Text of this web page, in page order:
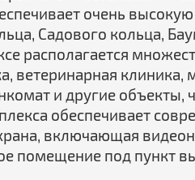
очень
Садового кольца,
располагается
ветеринарная
и другие объекты,
обеспечивает
включающая
помещение под пункт